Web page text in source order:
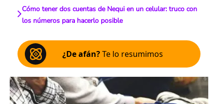
Cómo tener dos cuentas de Nequi en un celular: truco con
los números para hacerlo posible
¿De afán?Te lo resumimos